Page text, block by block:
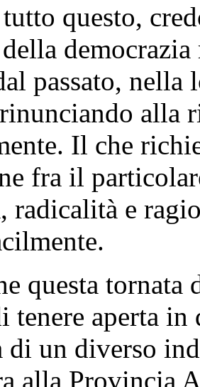
questo,
democrazia
passato,
alla
Il che
fra il
radicalità e
questa
tenere aperta in
un diverso
alla Provincia